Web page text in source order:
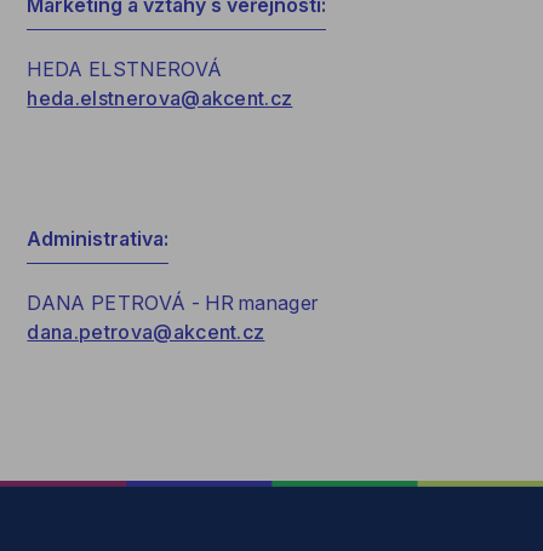
Marketing a vztahy s veřejností:
HEDA ELSTNEROVÁ
heda.elstnerova@akcent.cz
Administrativa:
DANA PETROVÁ - HR manager
dana.petrova@akcent.cz